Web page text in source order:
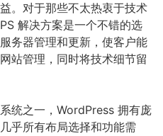
。对于那些不太热衷于技术
解决方案是一个不错的选
务器管理和更新，使客户能
站管理，同时将技术细节留
统之一，WordPress 拥有庞
乎所有布局选择和功能需